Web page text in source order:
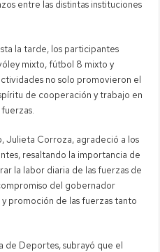
entre las distintas instituciones
la tarde, los participantes
mixto, fútbol 8 mixto y
no solo promovieron el
de cooperación y trabajo en
Julieta Corroza, agradeció a los
resaltando la importancia de
la labor diaria de las fuerzas de
del gobernador
promoción de las fuerzas tanto
de Deportes, subrayó que el